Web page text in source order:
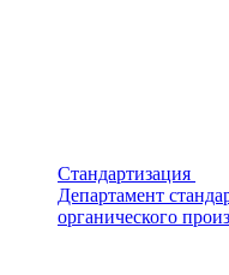
Стандартизация
Департамент
органического